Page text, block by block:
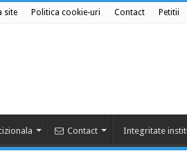
site Politica cookie-uri Contact Petitii
Contact Integritate